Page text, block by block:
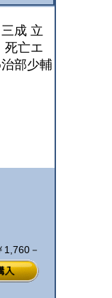
成 立
死亡エ
部少輔
1,760－